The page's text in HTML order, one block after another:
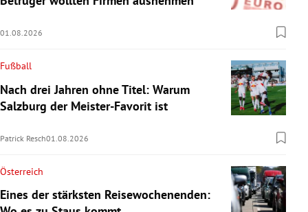
01.08.2026
Fußball
Nach drei Jahren ohne Titel: Warum
Salzburg der Meister-Favorit ist
Patrick Resch01.08.2026
Österreich
Eines der stärksten Reisewochenenden: